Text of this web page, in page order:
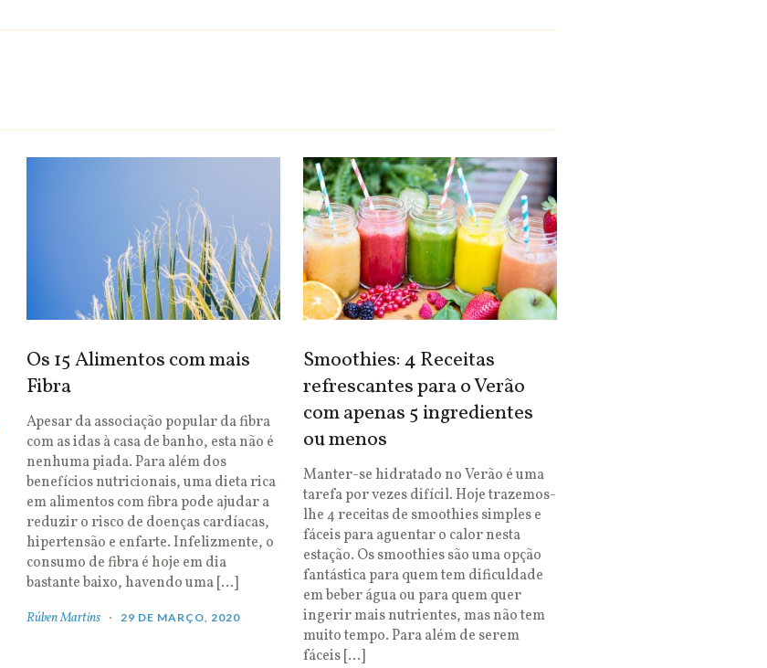
Os 15 Alimentos com mais
Fibra
Apesar da associação popular da fibra
com as idas à casa de banho, esta não é
nenhuma piada. Para além dos
benefícios nutricionais, uma dieta rica
em alimentos com fibra pode ajudar a
reduzir o risco de doenças cardíacas,
hipertensão e enfarte. Infelizmente, o
consumo de fibra é hoje em dia
bastante baixo, havendo uma […]
Rúben Martins 29 DE MARÇO, 2020
Smoothies: 4 Receitas
refrescantes para o Verão
com apenas 5 ingredientes
ou menos
Manter-se hidratado no Verão é uma
tarefa por vezes difícil. Hoje trazemos-
lhe 4 receitas de smoothies simples e
fáceis para aguentar o calor nesta
estação. Os smoothies são uma opção
fantástica para quem tem dificuldade
em beber água ou para quem quer
ingerir mais nutrientes, mas não tem
muito tempo. Para além de serem
fáceis […]